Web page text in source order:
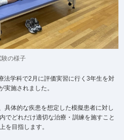
験の様子
法学科で2月に評価実習に行く3年生を対
実施されました。
具体的な疾患を想定した模擬患者に対し
でどれだけ適切な治療・訓練を施すこと
を目指します。